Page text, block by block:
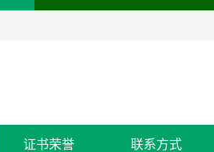
证书荣誉 联系方式